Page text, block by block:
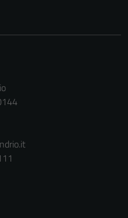
funzionamento
Questi cookie
personali.